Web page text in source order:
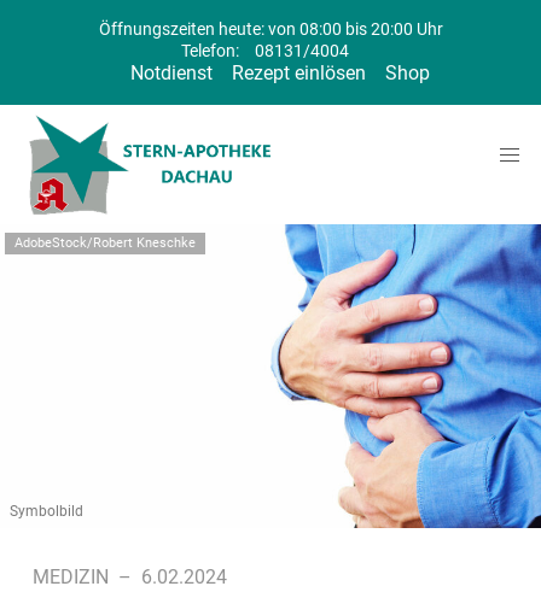
Öffnungszeiten heute: von 08:00 bis 20:00 Uhr
Telefon:
08131/4004
Notdienst Rezept einlösen Shop
AdobeStock/Robert Kneschke
Symbolbild
MEDIZIN – 6.02.2024